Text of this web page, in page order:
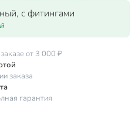
с фитингами
от 3 000 ₽
заказа
гарантия